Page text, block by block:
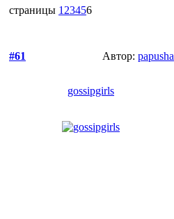
страницы 1 23456
#61 Автор: papusha
gossipgirls